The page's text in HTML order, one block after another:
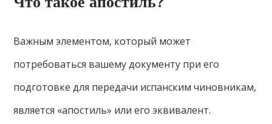
Важным элементом, который может
потребоваться вашему документу при его
подготовке для передачи испанским чиновникам,
является «апостиль» или его эквивалент.